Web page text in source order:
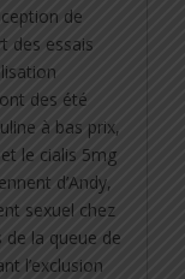
de
des essais
des été
à bas prix,
le cialis 5mg
d’Andy,
sexuel chez
la queue de
l’exclusion